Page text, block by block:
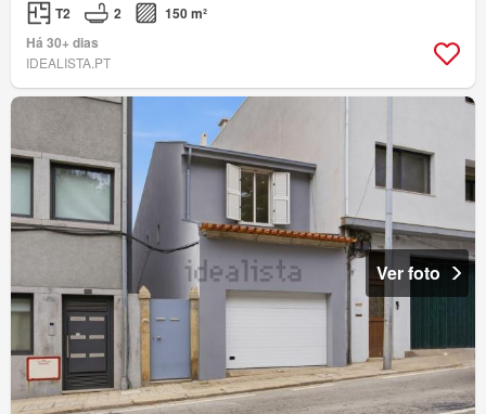
T2 2
150 m²
Há 30+ dias
IDEALISTA.PT
Ver foto